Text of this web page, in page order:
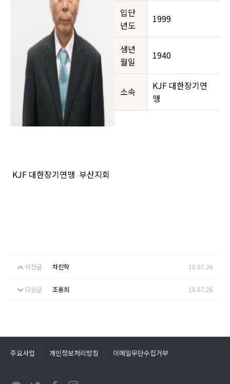
입단
년도
1999
생년
월일
1940
소속
KJF 대한장기연
맹
KJF 대한장기연맹 부산지회
이전글 차진학 18.07.26
다음글 조용희 18.07.26
주요사업 개인정보처리방침 이메일무단수집거부